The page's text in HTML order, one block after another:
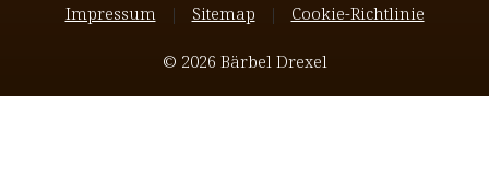
Impressum Sitemap Cookie-Richtlinie
© 2026 Bärbel Drexel